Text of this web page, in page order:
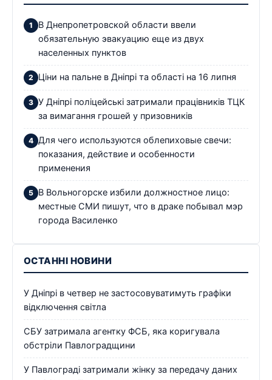
В Днепропетровской области ввели
обязательную эвакуацию еще из двух
населенных пунктов
Ціни на пальне в Дніпрі та області на 16 липня
У Дніпрі поліцейські затримали працівників ТЦК
за вимагання грошей у призовників
Для чего используются облепиховые свечи:
показания, действие и особенности
применения
В Вольногорске избили должностное лицо:
местные СМИ пишут, что в драке побывал мэр
города Василенко
ОСТАННІ НОВИНИ
У Дніпрі в четвер не застосовуватимуть графіки
відключення світла
СБУ затримала агентку ФСБ, яка коригувала
обстріли Павлоградщини
У Павлограді затримали жінку за передачу даних